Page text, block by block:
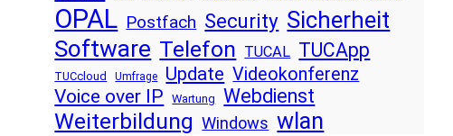
OPAL Postfach Security Sicherheit
Software Telefon TUCAL TUCApp
TUCcloud Umfrage Update Videokonferenz
Voice over IP Wartung Webdienst
Weiterbildung Windows wlan